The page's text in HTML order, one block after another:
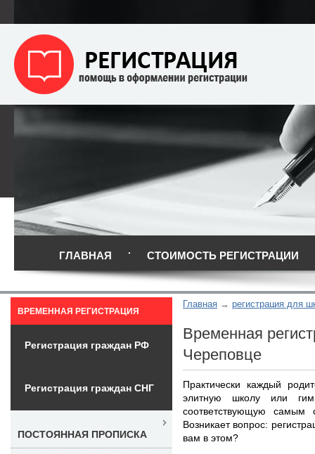
ГЛАВНАЯ СТОИМОСТЬ РЕГИСТРАЦИИ
Главная регистрация для
Временная
Череповце
Практически каждый
элитную школу или
соответствующую самым
Возникает вопрос:
вам в этом?
ВРЕМЕННАЯ РЕГИСТРАЦИЯ
Регистрация граждан РФ
Регистрация граждан СНГ
ПОСТОЯННАЯ ПРОПИСКА